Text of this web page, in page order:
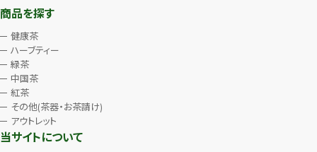
商品を探す
健康茶
ハーブティー
緑茶
中国茶
紅茶
その他(茶器・お茶請け)
アウトレット
当サイトについて